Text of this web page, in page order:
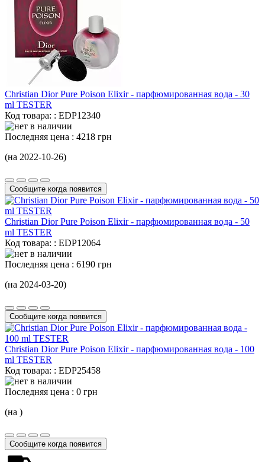
Christian Dior Pure Poison Elixir - парфюмированная вода - 30
ml TESTER
Код товара: : EDP12340
Последняя цена : 4218 грн
(на 2022-10-26)
Сообщите когда появится
Christian Dior Pure Poison Elixir - парфюмированная вода - 50
ml TESTER
Код товара: : EDP12064
Последняя цена : 6190 грн
(на 2024-03-20)
Сообщите когда появится
Christian Dior Pure Poison Elixir - парфюмированная вода - 100
ml TESTER
Код товара: : EDP25458
Последняя цена : 0 грн
(на )
Сообщите когда появится